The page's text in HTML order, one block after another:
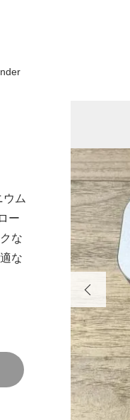
ウム
ー
な
な